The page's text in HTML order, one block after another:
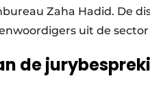
Zaha Hadid. De
uit de
de